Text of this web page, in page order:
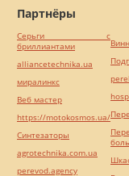
Партнёры
Серьги с
бриллиантами
alliancetechnika.ua
миралинкс
Веб мастер
https://motokosmos.ua/
Синтезаторы
agrotechnika.com.ua
perevod.agency